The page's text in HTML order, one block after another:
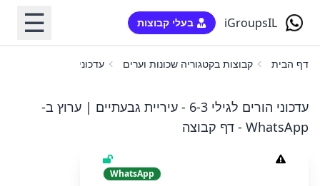
iGroupsIL בעלי קבוצות ☰
דף הבית קבוצות בקטגוריה שכונות וערים ‏‏עדכוני הורים לגילי 6-3 - עיריית גבעתיים‏ | ערוץ ב-WhatsApp
‏‏עדכוני הורים לגילי 6-3 - עיריית גבעתיים‏ | ערוץ ב-
WhatsApp - דף קבוצה
WhatsApp